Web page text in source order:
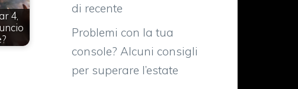
4,
di recente
Problemi con la tua
console? Alcuni consigli
per superare l’estate